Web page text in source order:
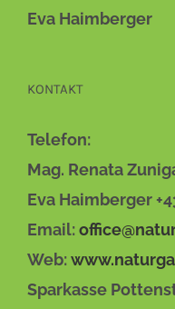
Eva Haimberger
KONTAKT
Telefon:
Mag. Renata
Eva Haimberger
Email:
Web:
Sparkasse